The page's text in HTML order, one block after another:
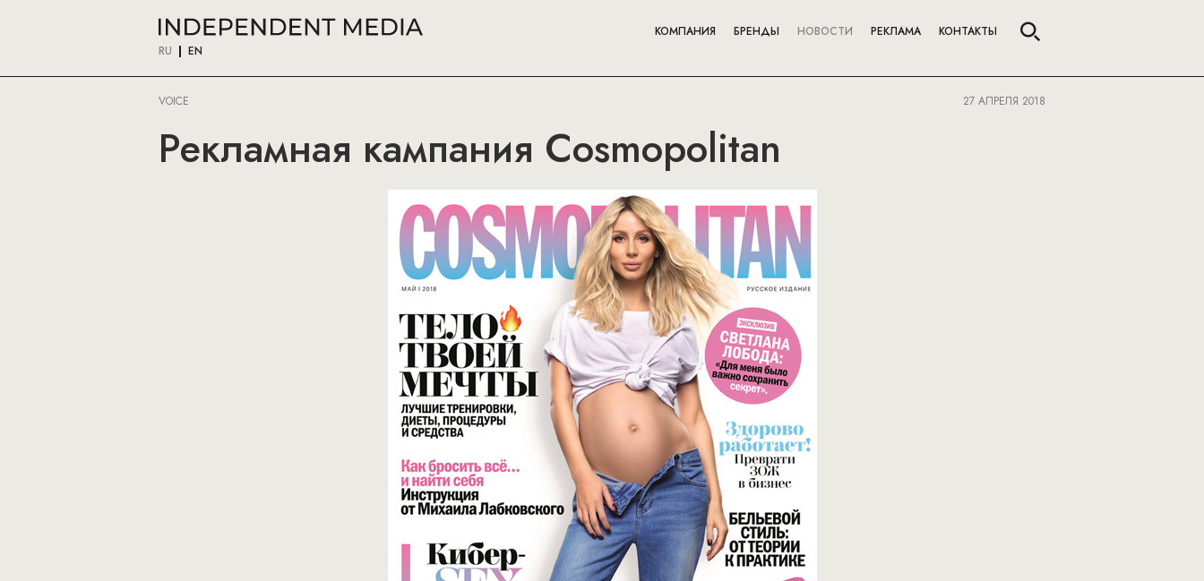
RU EN
КОМПАНИЯ БРЕНДЫ НОВОСТИ РЕКЛАМА КОНТАКТЫ
VOICE 27 АПРЕЛЯ 2018
Рекламная кампания Cosmopolitan